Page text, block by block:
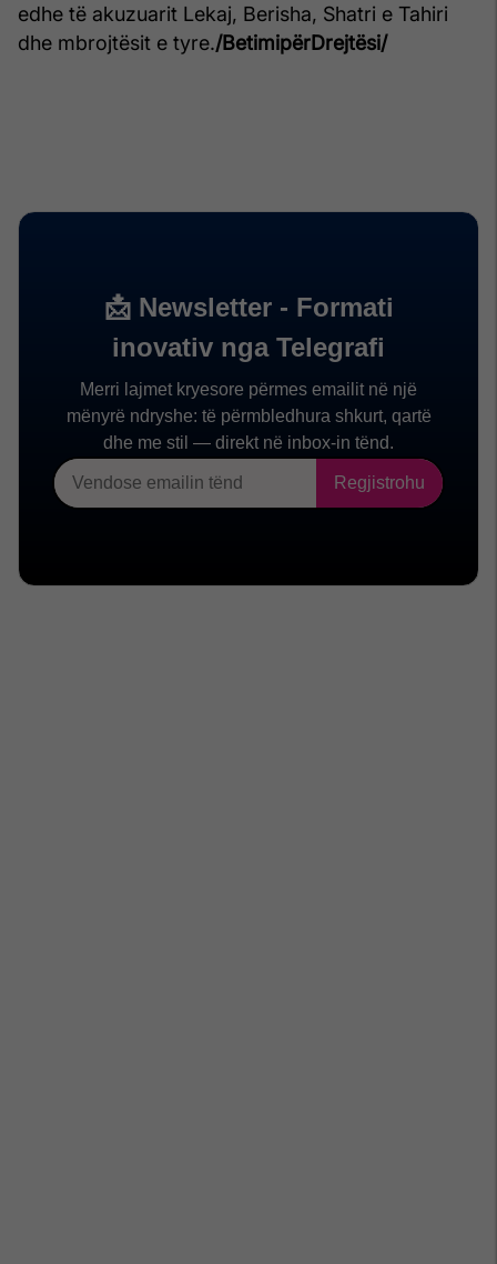
edhe të akuzuarit Lekaj, Berisha, Shatri e Tahiri
dhe mbrojtësit e tyre./BetimipërDrejtësi/